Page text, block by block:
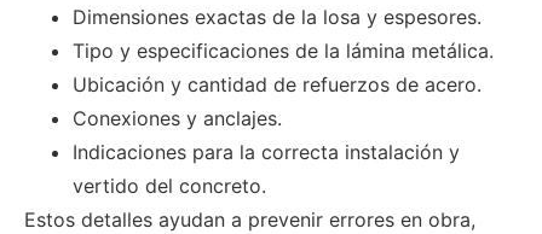
Dimensiones exactas de la losa y espesores.
Tipo y especificaciones de la lámina metálica.
Ubicación y cantidad de refuerzos de acero.
Conexiones y anclajes.
Indicaciones para la correcta instalación y
vertido del concreto.
Estos detalles ayudan a prevenir errores en obra,